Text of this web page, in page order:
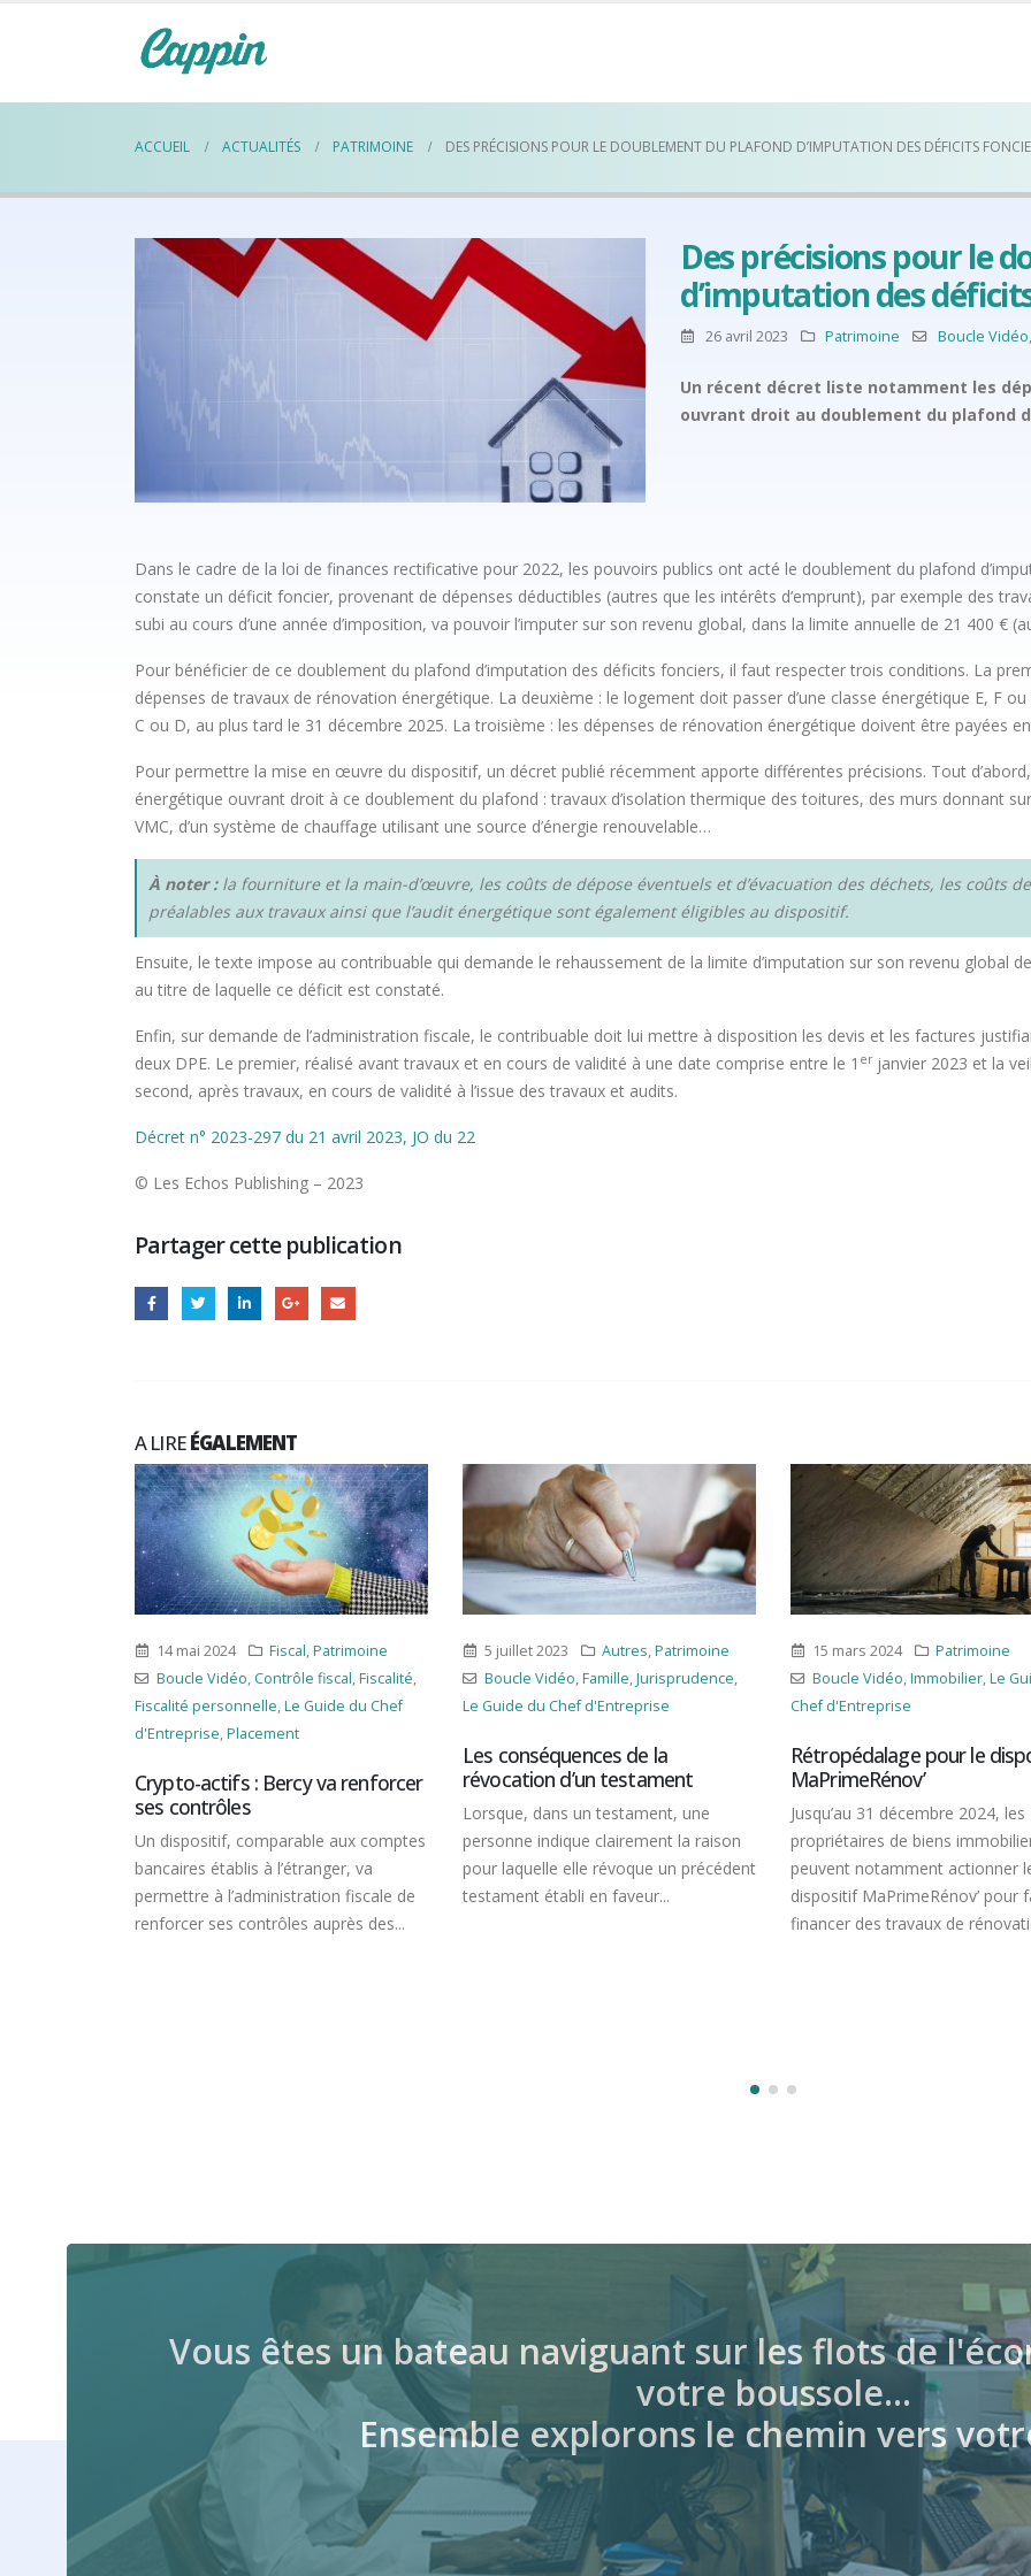
ACCUEIL ACTUALITÉS PATRIMOINE DES PRÉCISIONS POUR LE DOUBLEMENT DU PLAFOND D’IMPUTATION DES DÉFICITS
Des précisions pour le
d’imputation des
26 avril 2023 Patrimoine Boucle Vidéo,
Un récent décret liste notamment les
ouvrant droit au doublement du plafond
Dans le cadre de la loi de finances rectificative pour 2022, les pouvoirs publics ont acté le doublement du plafond
constate un déficit foncier, provenant de dépenses déductibles (autres que les intérêts d’emprunt), par exemple des
subi au cours d’une année d’imposition, va pouvoir l’imputer sur son revenu global, dans la limite annuelle de 21 400 €
Pour bénéficier de ce doublement du plafond d’imputation des déficits fonciers, il faut respecter trois conditions. La
dépenses de travaux de rénovation énergétique. La deuxième : le logement doit passer d’une classe énergétique E, F
C ou D, au plus tard le 31 décembre 2025. La troisième : les dépenses de rénovation énergétique doivent être payées
Pour permettre la mise en œuvre du dispositif, un décret publié récemment apporte différentes précisions. Tout
énergétique ouvrant droit à ce doublement du plafond : travaux d’isolation thermique des toitures, des murs donnant
VMC, d’un système de chauffage utilisant une source d’énergie renouvelable…
À noter :la fourniture et la main-d’œuvre, les coûts de dépose éventuels et d’évacuation des déchets, les coûts
préalables aux travaux ainsi que l’audit énergétique sont également éligibles au dispositif.
Ensuite, le texte impose au contribuable qui demande le rehaussement de la limite d’imputation sur son revenu global
au titre de laquelle ce déficit est constaté.
Enfin, sur demande de l’administration fiscale, le contribuable doit lui mettre à disposition les devis et les factures
deux DPE. Le premier, réalisé avant travaux et en cours de validité à une date comprise entre le 1 erjanvier 2023 et la
second, après travaux, en cours de validité à l’issue des travaux et audits.
Décret n° 2023-297 du 21 avril 2023, JO du 22
© Les Echos Publishing – 2023
Partager cette publication
A LIREÉGALEMENT
5 juillet 2023 Autres,Patrimoine
Boucle Vidéo,Famille,Jurisprudence,
Le Guide du Chef d'Entreprise
révocation d’un testament
Lorsque, dans un testament, une
personne indique clairement la raison
pour laquelle elle révoque un précédent
testament établi en faveur...
15 mars 2024
Patrimoine
Boucle Vidéo,Immobilier,Le Guide du
Chef d'Entreprise
Rétropédalage pour le dispositif
MaPrimeRénov’
Jusqu’au 31 décembre 2024, les
propriétaires de biens immobiliers
peuvent notamment actionner le
dispositif MaPrimeRénov’ pour faire
25 mai 2023
Patrimoine
Boucle Vidéo,Le Guide du Chef
d'Entreprise,Placement
L’épargne des ménages en
France : une tendance à la
en 2022
Selon une étude récente de la
de France, le niveau d’épargne
ménages en France a connu
légère...
Vous êtes un bateau naviguant sur les flots de
votre boussole…
Ensemble explorons le chemin vers